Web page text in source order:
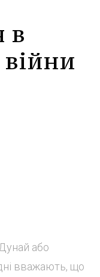
в
або
вважають, що